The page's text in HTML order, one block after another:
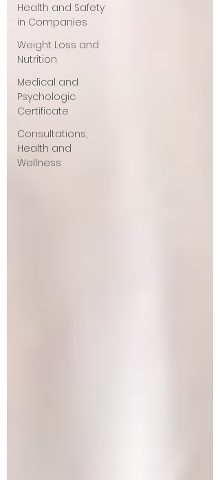
Health and Safety
in Companies
Weight Loss and
Nutrition
Medical and
Psychologic
Certificate
Consultations,
Health and
Wellness